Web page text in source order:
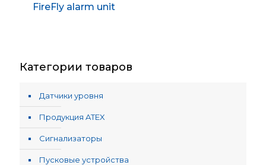
FireFly alarm unit
Категории товаров
Датчики уровня
Продукция ATEX
Сигнализаторы
Пусковые устройства